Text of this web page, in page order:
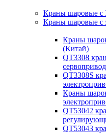
Краны шаровые с
Краны шаровые с
Краны
(Китай)
QT3308
QT3308S
Краны
QT53042
QT53043